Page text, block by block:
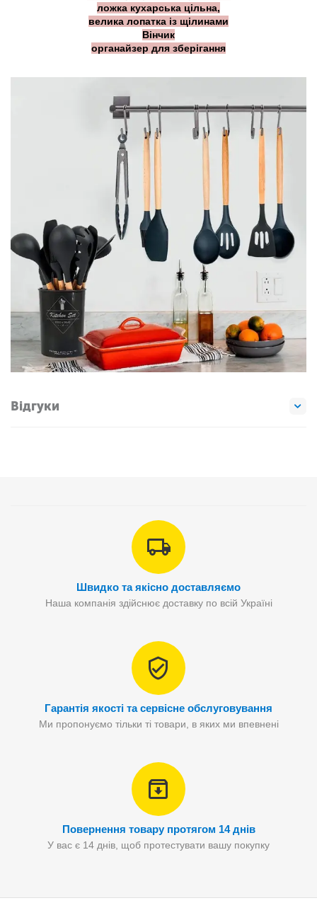
ложка кухарська цільна,
велика лопатка із щілинами
Вінчик
органайзер для зберігання
Відгуки
Швидко та якісно доставляємо
Наша компанія здійснює доставку по всій Україні
Гарантія якості та сервісне обслуговування
Ми пропонуємо тільки ті товари, в яких ми впевнені
Повернення товару протягом 14 днів
У вас є 14 днів, щоб протестувати вашу покупку